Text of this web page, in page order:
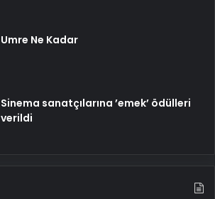
Umre Ne Kadar
Sinema sanatçılarına ’emek’ ödülleri
verildi